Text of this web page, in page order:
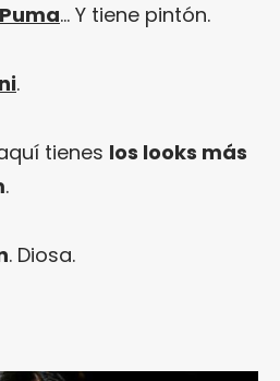
… Y tiene pintón.
.
tienes los looks más
.
. Diosa.